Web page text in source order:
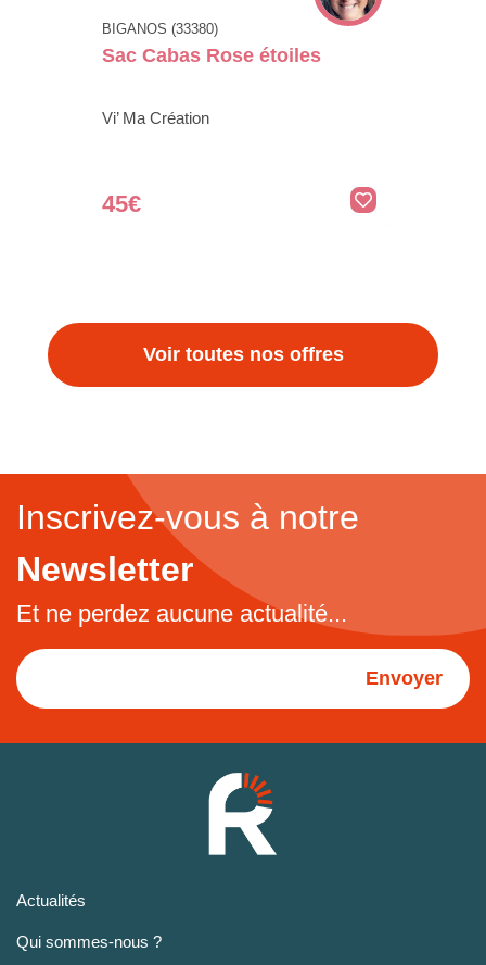
BIGANOS (33380)
Sac Cabas Rose étoiles
Vi’ Ma Création
45€
Voir toutes nos offres
Inscrivez-vous à notre
Newsletter
Et ne perdez aucune actualité...
Envoyer
Actualités
Qui sommes-nous ?